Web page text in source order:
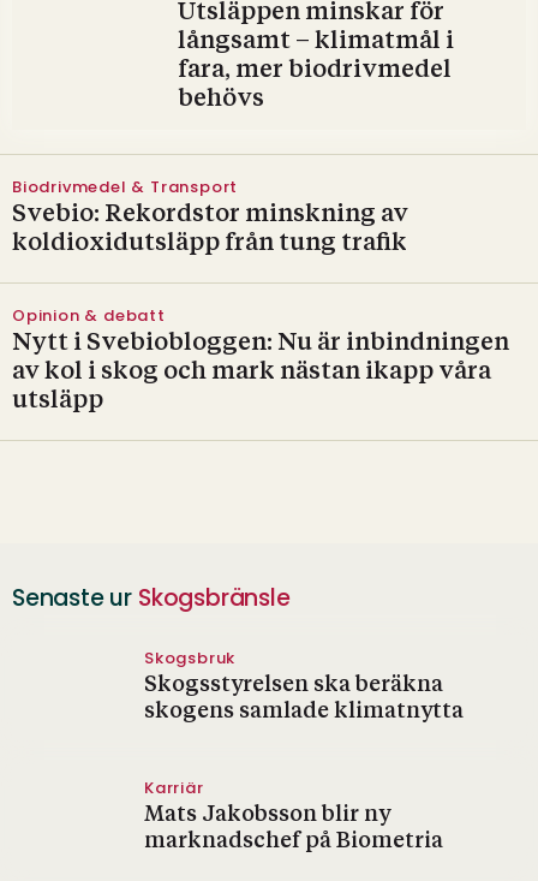
Utsläppen minskar för
långsamt – klimatmål i
fara, mer biodrivmedel
behövs
Biodrivmedel & Transport
Svebio: ​Rekordstor minskning av
koldioxidutsläpp från tung trafik
Opinion & debatt
Nytt i Svebiobloggen: Nu är inbindningen
av kol i skog och mark nästan ikapp våra
utsläpp
Senaste ur Skogsbränsle
Skogsbruk
Skogsstyrelsen ska beräkna
skogens samlade klimatnytta
Karriär
Mats Jakobsson blir ny
marknadschef på Biometria